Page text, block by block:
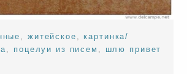
житейское ,картинка/
поцелуи из писем шлю привет